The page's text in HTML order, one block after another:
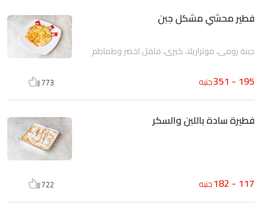
فطير محشي مشكل جبن
جبنة رومى، موتزاريلا، كيرى، فلفل اخضر وطماطم
195 - 351 جنيه 773
فطيرة سادة باللبن والسكر
117 - 182 جنيه 722